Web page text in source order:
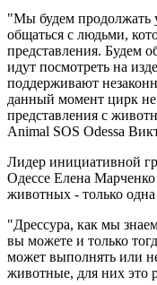
"Мы будем продолжать
общаться с людьми,
представления. Будем
идут посмотреть на
поддерживают
данный момент цирк не
представления с
Animal SOS Odessa
Лидер инициативной
Одессе Елена Марченко
животных - только
"Дрессура, как мы
вы можете и только
может выполнять или
животные, для них это